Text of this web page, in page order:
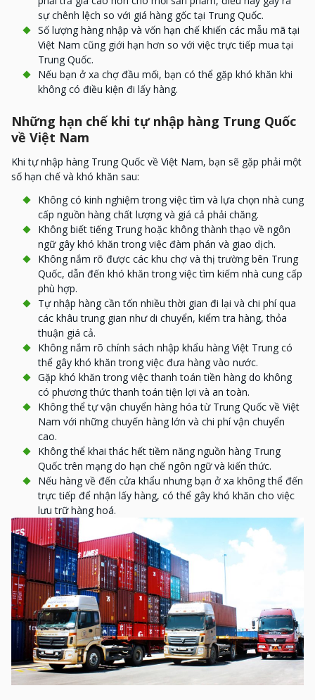
sự chênh lệch so với giá hàng gốc tại Trung Quốc.
Số lượng hàng nhập và vốn hạn chế khiến các mẫu mã tại
Việt Nam cũng giới hạn hơn so với việc trực tiếp mua tại
Trung Quốc.
Nếu bạn ở xa chợ đầu mối, bạn có thể gặp khó khăn khi
không có điều kiện đi lấy hàng.
Những hạn chế khi tự nhập hàng Trung Quốc
về Việt Nam
Khi tự nhập hàng Trung Quốc về Việt Nam, bạn sẽ gặp phải một
số hạn chế và khó khăn sau:
Không có kinh nghiệm trong việc tìm và lựa chọn nhà cung
cấp nguồn hàng chất lượng và giá cả phải chăng.
Không biết tiếng Trung hoặc không thành thạo về ngôn
ngữ gây khó khăn trong việc đàm phán và giao dịch.
Không nắm rõ được các khu chợ và thị trường bên Trung
Quốc, dẫn đến khó khăn trong việc tìm kiếm nhà cung cấp
phù hợp.
Tự nhập hàng cần tốn nhiều thời gian đi lại và chi phí qua
các khâu trung gian như di chuyển, kiểm tra hàng, thỏa
thuận giá cả.
Không nắm rõ chính sách nhập khẩu hàng Việt Trung có
thể gây khó khăn trong việc đưa hàng vào nước.
Gặp khó khăn trong việc thanh toán tiền hàng do không
có phương thức thanh toán tiện lợi và an toàn.
Không thể tự vận chuyển hàng hóa từ Trung Quốc về Việt
Nam với những chuyến hàng lớn và chi phí vận chuyển
cao.
Không thể khai thác hết tiềm năng nguồn hàng Trung
Quốc trên mạng do hạn chế ngôn ngữ và kiến thức.
Nếu hàng về đến cửa khẩu nhưng bạn ở xa không thể đến
trực tiếp để nhận lấy hàng, có thể gây khó khăn cho việc
lưu trữ hàng hoá.